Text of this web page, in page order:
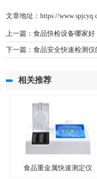
文章地址： https://
上一篇： 食品快检设备哪家好
下一篇： 食品安全快速检测仪
相关推荐
食品重金属快速测定仪